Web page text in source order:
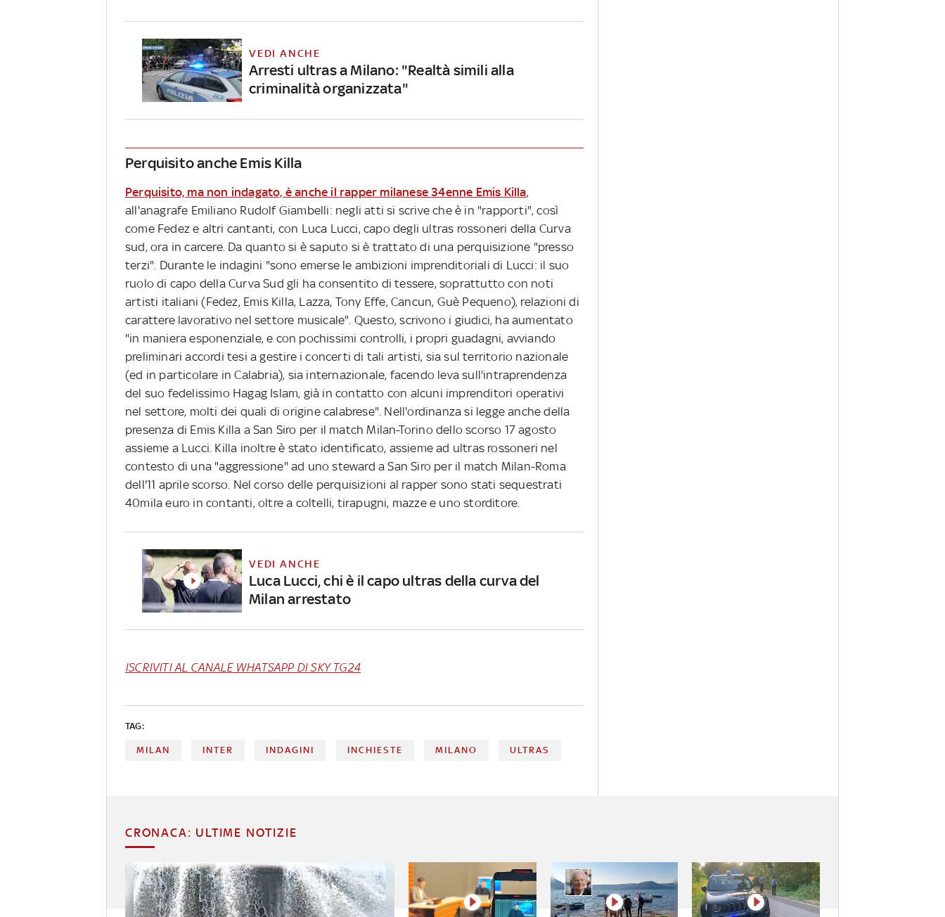
VEDI ANCHE
Arresti ultras a Milano: "Realtà simili alla
criminalità organizzata"
Perquisito anche Emis Killa
Perquisito, ma non indagato, è anche il rapper milanese 34enne Emis Killa,
all'anagrafe Emiliano Rudolf Giambelli: negli atti si scrive che è in "rapporti", così
come Fedez e altri cantanti, con Luca Lucci, capo degli ultras rossoneri della Curva
sud, ora in carcere. Da quanto si è saputo si è trattato di una perquisizione "presso
terzi". Durante le indagini "sono emerse le ambizioni imprenditoriali di Lucci: il suo
ruolo di capo della Curva Sud gli ha consentito di tessere, soprattutto con noti
artisti italiani (Fedez, Emis Killa, Lazza, Tony Effe, Cancun, Guè Pequeno), relazioni di
carattere lavorativo nel settore musicale". Questo, scrivono i giudici, ha aumentato
"in maniera esponenziale, e con pochissimi controlli, i propri guadagni, avviando
preliminari accordi tesi a gestire i concerti di tali artisti, sia sul territorio nazionale
(ed in particolare in Calabria), sia internazionale, facendo leva sull'intraprendenza
del suo fedelissimo Hagag Islam, già in contatto con alcuni imprenditori operativi
nel settore, molti dei quali di origine calabrese". Nell'ordinanza si legge anche della
presenza di Emis Killa a San Siro per il match Milan-Torino dello scorso 17 agosto
assieme a Lucci. Killa inoltre è stato identificato, assieme ad ultras rossoneri nel
contesto di una "aggressione" ad uno steward a San Siro per il match Milan-Roma
dell'11 aprile scorso. Nel corso delle perquisizioni al rapper sono stati sequestrati
40mila euro in contanti, oltre a coltelli, tirapugni, mazze e uno storditore.
VEDI ANCHE
Luca Lucci, chi è il capo ultras della curva del
Milan arrestato
ISCRIVITI AL CANALE WHATSAPP DI SKY TG24
TAG:
MILAN INTER INDAGINI INCHIESTE MILANO ULTRAS
CRONACA: ULTIME NOTIZIE